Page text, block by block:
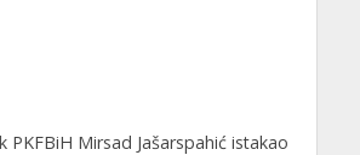
PKFBiH Mirsad Jašarspahić istakao